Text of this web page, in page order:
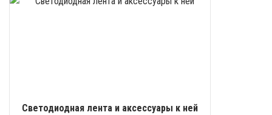
Светодиодная лента и аксессуары к ней